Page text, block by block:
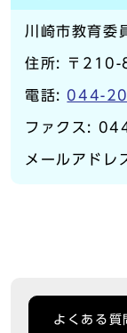
川崎市教育委
住所: 〒210-
電話: 044-
ファクス:
メールアドレ
よくある